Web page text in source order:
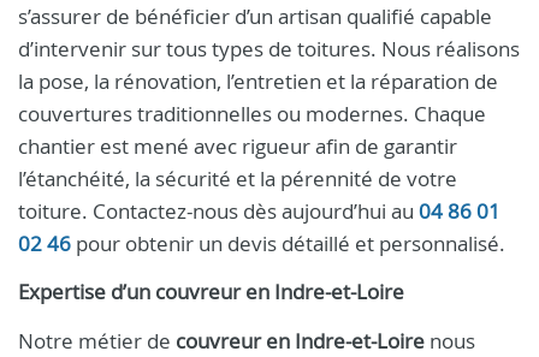
s’assurer de bénéficier d’un artisan qualifié capable
d’intervenir sur tous types de toitures. Nous réalisons
la pose, la rénovation, l’entretien et la réparation de
couvertures traditionnelles ou modernes. Chaque
chantier est mené avec rigueur afin de garantir
l’étanchéité, la sécurité et la pérennité de votre
toiture. Contactez-nous dès aujourd’hui au 04 86 01
02 46 pour obtenir un devis détaillé et personnalisé.
Expertise d’un couvreuren Indre-et-Loire
Notre métier de couvreur en Indre-et-Loire nous